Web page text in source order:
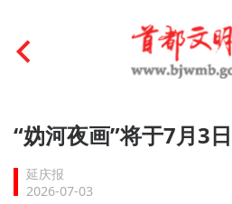
首页
文明创建
“妫河夜画”将于7月3
延庆报
2026-07-03